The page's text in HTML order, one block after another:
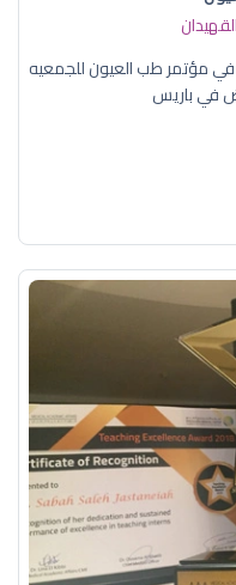
مؤتمر طب العيون للجمعيه
في باريس